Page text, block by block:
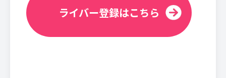
ライバー登録はこちら